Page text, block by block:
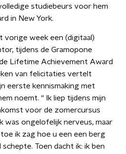
studiebeurs voor hem
in New York.
vorige week een (digitaal)
tijdens de Gramopone
Lifetime Achievement Award
van felicitaties vertelt
eerste kennismaking met
noemt. “ Ik liep tijdens mijn
voor de zomercursus
was ongelofelijk nerveus, maar
ik zag hoe u een een berg
Toen dacht ik: ik ben